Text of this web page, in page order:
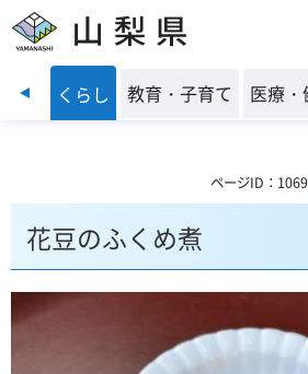
山梨県
前のスライドを表示
全 くらし 教育・子育て 医療
ページID：
花豆のふくめ煮